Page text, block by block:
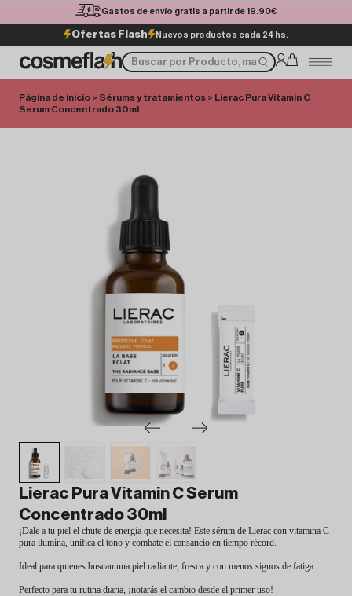
Gastos de envío gratis a partir de 19.90€
Ofertas Flash Nuevos productos cada 24 hs.
Página de inicio > Sérums y tratamientos > Lierac Pura Vitamin C
Serum Concentrado 30ml
Lierac Pura Vitamin C Serum
Concentrado 30ml
¡Dale a tu piel el chute de energía que necesita! Este sérum de Lierac con vitamina C
pura ilumina, unifica el tono y combate el cansancio en tiempo récord.
Ideal para quienes buscan una piel radiante, fresca y con menos signos de fatiga.
Perfecto para tu rutina diaria, ¡notarás el cambio desde el primer uso!